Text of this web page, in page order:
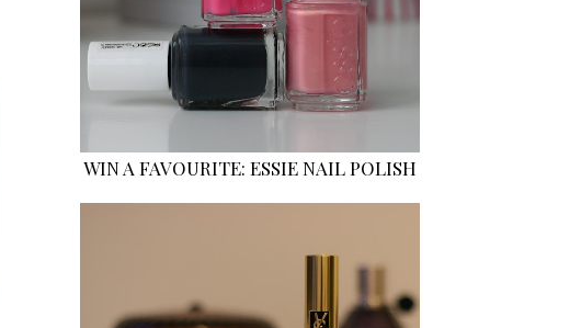
WIN A FAVOURITE: ESSIE NAIL POLISH